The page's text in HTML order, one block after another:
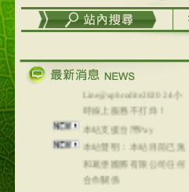
【郵局i郵箱】的服務喔～
【i郵箱】設立的地點，請
成功加入
Line@aphrodite2020 24小
時線上服務不打烊！
本站支援台灣Pay
本站聲明：本站目前已無
和葛堡國際有限公司任何
合作關係
本站支援支付宝